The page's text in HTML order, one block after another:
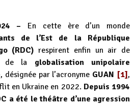
– En cette ère d’un monde
de l’Est de la République
(RDC) respirent enfin un air de
de la globalisation unipolaire
, désignée par l’acronyme GUAN [1],
en Ukraine en 2022. Depuis 1994
a été le théâtre d’une agression